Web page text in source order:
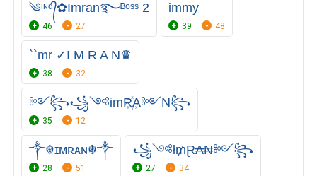
༄ᶦᶰᵈ᭄✿Imran࿐ᴮᵒˢˢ 2
46 27
immy
39 48
``mr ✓I M R A N♛
38 32
༻꧂꧁༺imR꙰A༻N꧂
35 12
༒☬ɪᴍʀᴀɴ☬༒
28 51
꧁༺ł₥Ɽ₳₦༻꧂
27 34